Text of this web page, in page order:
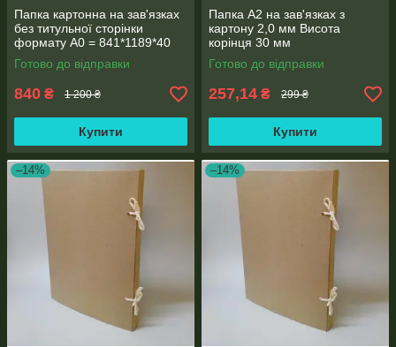
Папка картонна на зав'язках
без титульної сторінки
формату А0 = 841*1189*40
мм
Готово до відправки
840 ₴ 1 200 ₴
Купити
Папка А2 на зав'язках з
картону 2,0 мм Висота
корінця 30 мм
Готово до відправки
257,14 ₴ 299 ₴
Купити
–14% –14%